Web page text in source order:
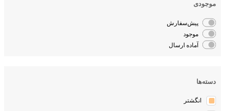
موجودی
پیش‌سفارش
موجود
آماده ارسال
دسته‌ها
انگشتر